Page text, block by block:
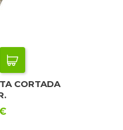
CORTADA